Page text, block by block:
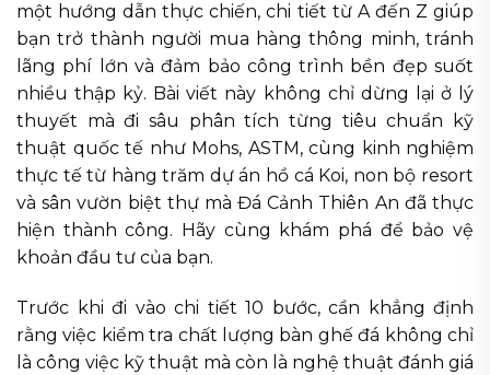
một hướng dẫn thực chiến, chi tiết từ A đến Z giúp
bạn trở thành người mua hàng thông minh, tránh
lãng phí lớn và đảm bảo công trình bền đẹp suốt
nhiều thập kỷ. Bài viết này không chỉ dừng lại ở lý
thuyết mà đi sâu phân tích từng tiêu chuẩn kỹ
thuật quốc tế như Mohs, ASTM, cùng kinh nghiệm
thực tế từ hàng trăm dự án hồ cá Koi, non bộ resort
và sân vườn biệt thự mà Đá Cảnh Thiên An đã thực
hiện thành công. Hãy cùng khám phá để bảo vệ
khoản đầu tư của bạn.
Trước khi đi vào chi tiết 10 bước, cần khẳng định
rằng việc kiểm tra chất lượng bàn ghế đá không chỉ
là công việc kỹ thuật mà còn là nghệ thuật đánh giá